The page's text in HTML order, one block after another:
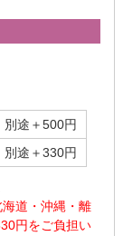
別途＋500円
別途＋330円
道・沖縄・離
円をご負担い